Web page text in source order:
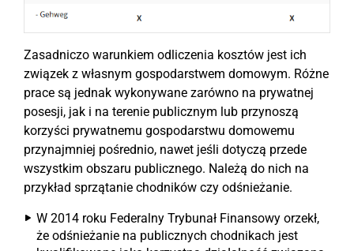
Zasadniczo warunkiem odliczenia kosztów jest ich
związek z własnym gospodarstwem domowym. Różne
prace są jednak wykonywane zarówno na prywatnej
posesji, jak i na terenie publicznym lub przynoszą
korzyści prywatnemu gospodarstwu domowemu
przynajmniej pośrednio, nawet jeśli dotyczą przede
wszystkim obszaru publicznego. Należą do nich na
przykład sprzątanie chodników czy odśnieżanie.
W 2014 roku Federalny Trybunał Finansowy orzekł,
że odśnieżanie na publicznych chodnikach jest